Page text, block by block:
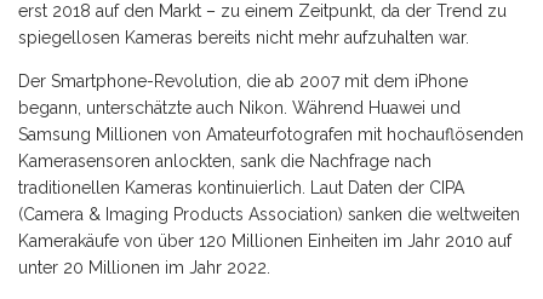
erst 2018 auf den Markt – zu einem Zeitpunkt, da der Trend zu
spiegellosen Kameras bereits nicht mehr aufzuhalten war.
Der Smartphone-Revolution, die ab 2007 mit dem iPhone
begann, unterschätzte auch Nikon. Während Huawei und
Samsung Millionen von Amateurfotografen mit hochauflösenden
Kamerasensoren anlockten, sank die Nachfrage nach
traditionellen Kameras kontinuierlich. Laut Daten der CIPA
(Camera & Imaging Products Association) sanken die weltweiten
Kamerakäufe von über 120 Millionen Einheiten im Jahr 2010 auf
unter 20 Millionen im Jahr 2022.